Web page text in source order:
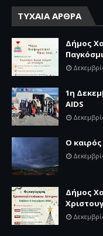
ΤΥΧΑΙΑ ΑΡΘΡΑ
Δήμος
1η
AIDS
Ο
Δήμος